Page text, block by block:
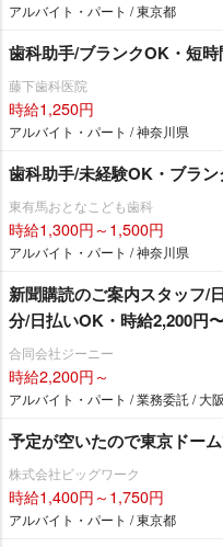
アルバイト・パート / 東京都
歯科助手/ブランクOK・短
藤下歯科医院
時給1,250円
アルバイト・パート / 神奈川県
歯科助手/未経験OK・ブラ
東有馬おとなこども歯科
時給1,300円～1,500円
アルバイト・パート / 神奈川県
新聞購読のご案内スタッフ/
分/日払いOK・時給2,200円
合同会社ジーニー
時給2,200円～
アルバイト・パート / 業務委託 / 大
予定が空いたので東京ドー
株式会社ビッグワーク
時給1,400円～1,750円
アルバイト・パート / 東京都